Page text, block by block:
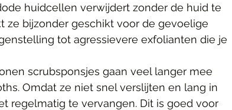
huidcellen verwijdert zonder de huid te
ze bijzonder geschikt voor de gevoelige
tot agressievere exfolianten die je
scrubsponsjes gaan veel langer mee
Omdat ze niet snel verslijten en lang in
regelmatig te vervangen. Dit is goed voor